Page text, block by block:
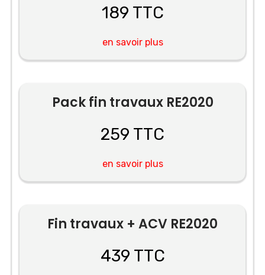
189 TTC
en savoir plus
Pack fin travaux RE2020
259 TTC
en savoir plus
Fin travaux + ACV RE2020
439 TTC